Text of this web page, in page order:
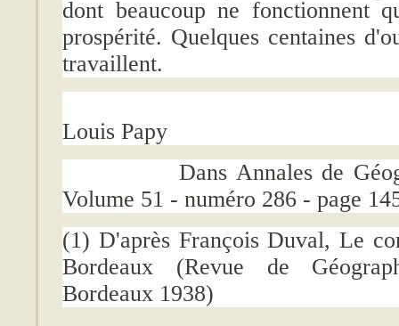
Louis Papy
Dans Annales de
Volume 51 - numéro 286 - page
(1) D'après François Duval, Le
Bordeaux (Revue de
Bordeaux 1938)